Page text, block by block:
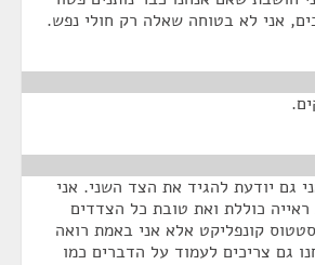
אני לא בטוחה שאלה רק חולי נפש.
גם יודעת להגיד את הצד השני. אני
כוללת ואת טובת כל הצדדים
קונפליקט אלא אני באמת רואה
גם צריכים לעמוד על הדברים כמו